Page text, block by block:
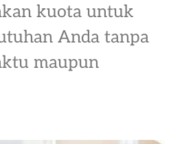
kuota untuk
Anda tanpa
maupun